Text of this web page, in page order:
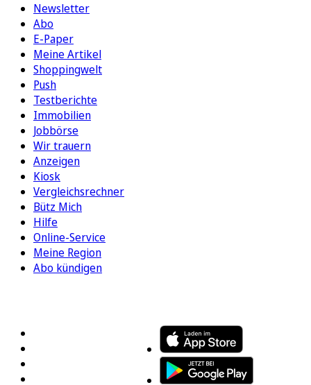
Newsletter
Abo
E-Paper
Meine Artikel
Shoppingwelt
Push
Testberichte
Immobilien
Jobbörse
Wir trauern
Anzeigen
Kiosk
Vergleichsrechner
Bütz Mich
Hilfe
Online-Service
Meine Region
Abo kündigen